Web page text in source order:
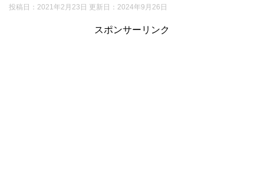
投稿日：2021年2月23日 更新日： 2024年9月26日
スポンサーリンク